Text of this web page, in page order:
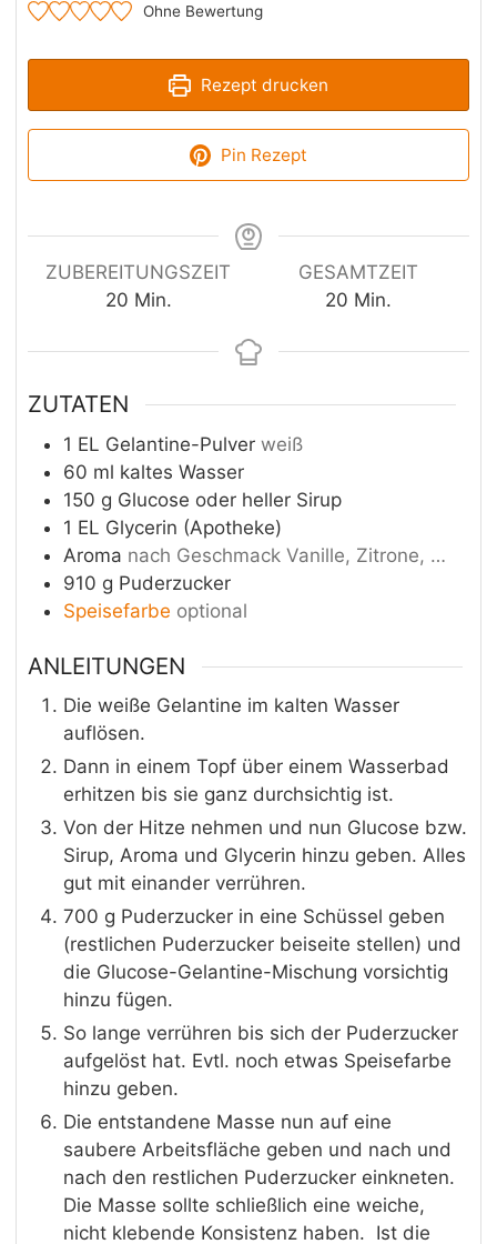
Ohne Bewertung
Rezept drucken
Pin Rezept
ZUBEREITUNGSZEIT
20Minuten
Min.
GESAMTZEIT
20 Minuten
Min.
ZUTATEN
1 EL Gelantine-Pulver weiß
60 ml kaltes Wasser
150 g Glucose oder heller Sirup
1 EL Glycerin (Apotheke)
Aroma nach Geschmack Vanille, Zitrone, …
910 g Puderzucker
Speisefarbe optional
ANLEITUNGEN
Die weiße Gelantine im kalten Wasser
auflösen.
Dann in einem Topf über einem Wasserbad
erhitzen bis sie ganz durchsichtig ist.
Von der Hitze nehmen und nun Glucose bzw.
Sirup, Aroma und Glycerin hinzu geben. Alles
gut mit einander verrühren.
700 g Puderzucker in eine Schüssel geben
(restlichen Puderzucker beiseite stellen) und
die Glucose-Gelantine-Mischung vorsichtig
hinzu fügen.
So lange verrühren bis sich der Puderzucker
aufgelöst hat. Evtl. noch etwas Speisefarbe
hinzu geben.
Die entstandene Masse nun auf eine
saubere Arbeitsfläche geben und nach und
nach den restlichen Puderzucker einkneten.
Die Masse sollte schließlich eine weiche,
nicht klebende Konsistenz haben. Ist die